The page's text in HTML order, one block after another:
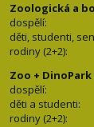
Zoologická a
dospělí:
děti, studenti,
rodiny
Zoo +
děti a
rodiny